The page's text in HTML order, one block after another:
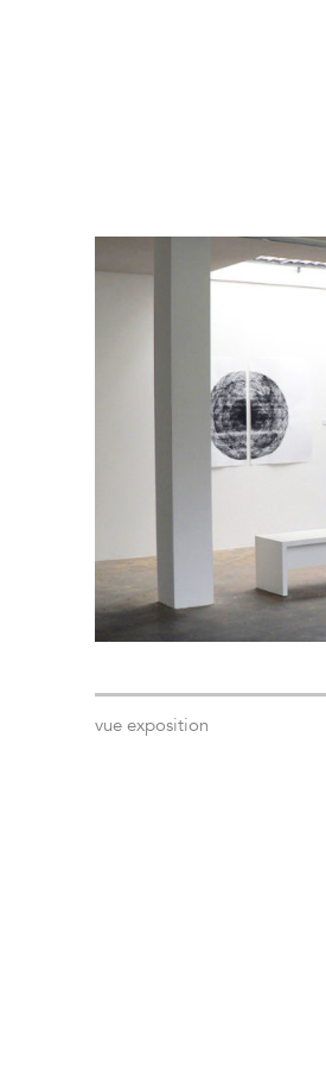
vue exposition